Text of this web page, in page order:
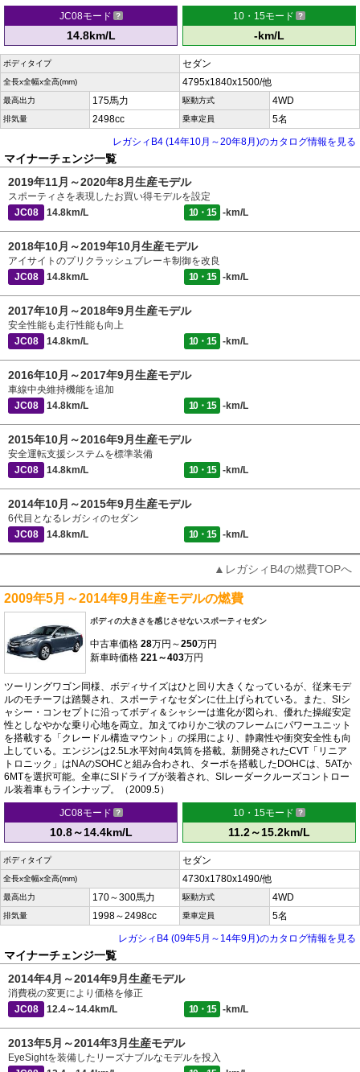
JC08モード
14.8km/L
10・15モード
-km/L
ボディタイプ セダン
全長x全幅x全高(mm) 4795x1840x1500/他
最高出力 175馬力 駆動方式 4WD
排気量 2498cc 乗車定員
5名
レガシィB4 (14年10月～20年8月)のカタログ情報を見る
マイナーチェンジ一覧
2019年11月～2020年8月生産モデル
スポーティさを表現したお買い得モデルを設定
JC08
14.8km/L 10・15 -km/L
2018年10月～2019年10月生産モデル
アイサイトのプリクラッシュブレーキ制御を改良
JC08
14.8km/L 10・15 -km/L
2017年10月～2018年9月生産モデル
安全性能も走行性能も向上
JC08
14.8km/L 10・15 -km/L
2016年10月～2017年9月生産モデル
車線中央維持機能を追加
JC08
14.8km/L 10・15 -km/L
2015年10月～2016年9月生産モデル
安全運転支援システムを標準装備
JC08
14.8km/L 10・15 -km/L
2014年10月～2015年9月生産モデル
6代目となるレガシィのセダン
JC08
14.8km/L 10・15 -km/L
▲レガシィB4の燃費TOPへ
2009年5月～2014年9月生産モデルの燃費
ボディの大きさを感じさせないスポーティセダン
中古車価格 28万円～250万円
新車時価格 221～403万円
ツーリングワゴン同様、ボディサイズはひと回り大きくなっているが、従来モデ
ルのモチーフは踏襲され、スポーティなセダンに仕上げられている。また、SIシ
ャシー・コンセプトに沿ってボディ＆シャシーは進化が図られ、優れた操縦安定
性としなやかな乗り心地を両立。加えてゆりかご状のフレームにパワーユニット
を搭載する「クレードル構造マウント」の採用により、静粛性や衝突安全性も向
上している。エンジンは2.5L水平対向4気筒を搭載。新開発されたCVT「リニア
トロニック」はNAのSOHCと組み合わされ、ターボを搭載したDOHCは、5ATか
6MTを選択可能。全車にSIドライブが装着され、SIレーダークルーズコントロー
ル装着車もラインナップ。（2009.5）
JC08モード
10.8～14.4km/L
10・15モード
11.2～15.2km/L
ボディタイプ セダン
全長x全幅x全高(mm) 4730x1780x1490/他
最高出力 170～300馬力 駆動方式 4WD
排気量 1998～2498cc 乗車定員
5名
レガシィB4 (09年5月～14年9月)のカタログ情報を見る
マイナーチェンジ一覧
2014年4月～2014年9月生産モデル
消費税の変更により価格を修正
JC08
12.4～14.4km/L 10・15 -km/L
2013年5月～2014年3月生産モデル
EyeSightを装備したリーズナブルなモデルを投入